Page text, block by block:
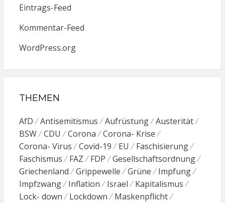
Eintrags-Feed
Kommentar-Feed
WordPress.org
THEMEN
AfD Antisemitismus Aufrüstung
Austerität
BSW
CDU Corona
Corona- Krise
Corona- Virus
Covid-19 EU
Faschisierung
Faschismus
FAZ FDP
Gesellschaftsordnung
Griechenland
Grippewelle Grüne
Impfung
Impfzwang
Inflation Israel
Kapitalismus
Lock- down
Lockdown
Maskenpflicht